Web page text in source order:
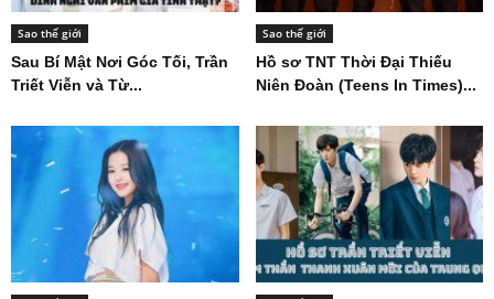
Sao thế giới
Sau Bí Mật Nơi Góc Tối, Trần
Triết Viễn và Từ...
Sao thế giới
Hồ sơ TNT Thời Đại Thiếu
Niên Đoàn (Teens In Times)...